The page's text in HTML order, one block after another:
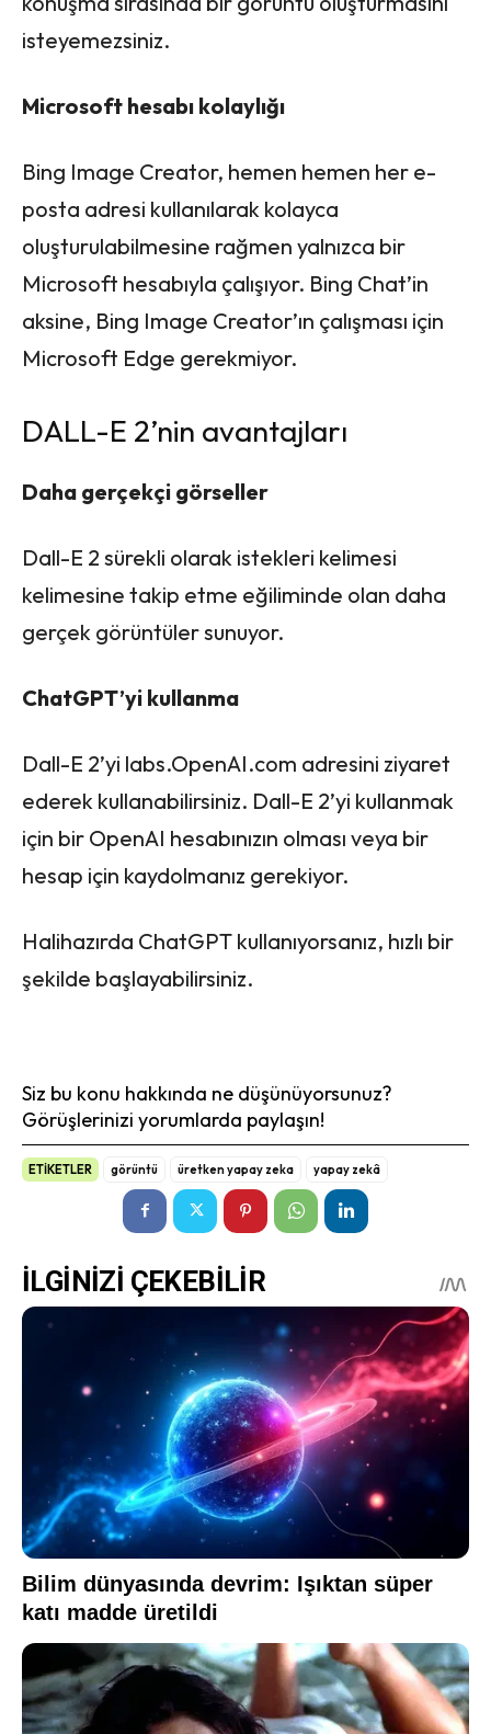
isteyemezsiniz.
Microsoft hesabı kolaylığı
Bing Image Creator, hemen hemen her e-
posta adresi kullanılarak kolayca
oluşturulabilmesine rağmen yalnızca bir
Microsoft hesabıyla çalışıyor. Bing Chat’in
aksine, Bing Image Creator’ın çalışması için
Microsoft Edge gerekmiyor.
DALL-E 2’nin avantajları
Daha gerçekçi görseller
Dall-E 2 sürekli olarak istekleri kelimesi
kelimesine takip etme eğiliminde olan daha
gerçek görüntüler sunuyor.
ChatGPT’yi kullanma
Dall-E 2’yi labs.OpenAI.com adresini ziyaret
ederek kullanabilirsiniz. Dall-E 2’yi kullanmak
için bir OpenAI hesabınızın olması veya bir
hesap için kaydolmanız gerekiyor.
Halihazırda ChatGPT kullanıyorsanız, hızlı bir
şekilde başlayabilirsiniz.
Siz bu konu hakkında ne düşünüyorsunuz?
Görüşlerinizi yorumlarda paylaşın!
ETİKETLER görüntü üretken yapay zeka yapay zekâ